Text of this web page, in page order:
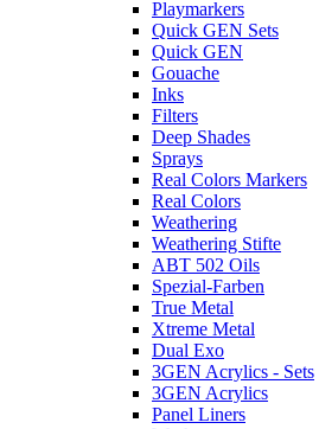
Playmarkers
Quick GEN Sets
Quick GEN
Gouache
Inks
Filters
Deep Shades
Sprays
Real Colors Markers
Real Colors
Weathering
Weathering Stifte
ABT 502 Oils
Spezial-Farben
True Metal
Xtreme Metal
Dual Exo
3GEN Acrylics - Sets
3GEN Acrylics
Panel Liners